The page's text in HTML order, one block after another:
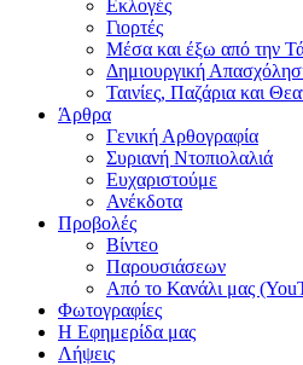
Εκλογές
Γιορτές
Μέσα και έξω από την
Δημιουργική
Ταινίες, Παζάρια και
Άρθρα
Γενική Αρθογραφία
Συριανή Ντοπιολαλιά
Ευχαριστούμε
Ανέκδοτα
Προβολές
Βίντεο
Παρουσιάσεων
Από το Κανάλι μας
Φωτογραφίες
Η Εφημερίδα μας
Λήψεις